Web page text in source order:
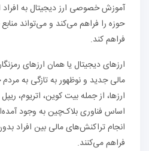
آموزش خصوصی ارز دیجیتال به افراد
حوزه را فراهم می‌کند و می‌تواند
فراهم کند.
ارزهای دیجیتال یا همان ارزهای
مالی جدید و نوظهور به تازگی به
ارزها، از جمله بیت کوین، اتریوم،
اساس فناوری بلاک‌چین به وجود
انجام تراکنش‌های مالی بین افراد
فراهم می‌کنند.